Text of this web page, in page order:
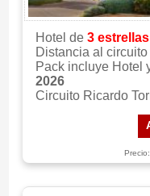
Hotel de 3 estrellas
Distancia al
Pack incluye Hotel
2026
Circuito Ricardo
Precio: